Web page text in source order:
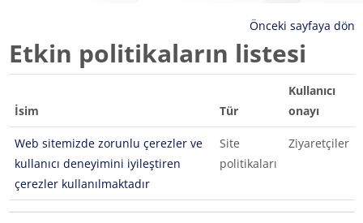
Önceki sayfaya dön
Etkin politikaların listesi
İsim Tür
Kullanıcı
onayı
Web sitemizde zorunlu çerezler ve
kullanıcı deneyimini iyileştiren
çerezler kullanılmaktadır
Site
politikaları
Ziyaretçiler